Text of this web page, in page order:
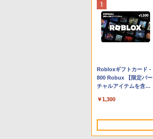
Apple 2026 MacBook
Neo A18 Proチップ搭
載13インチノートブッ
Intelligenceのために設
スプレイ、8GBユニフ
SSDストレージ、
￥113,748
Robloxギフトカード -
800 Robux 【限定バー
チャルアイテムを含
ムコード】 ロブロック
版
￥1,300